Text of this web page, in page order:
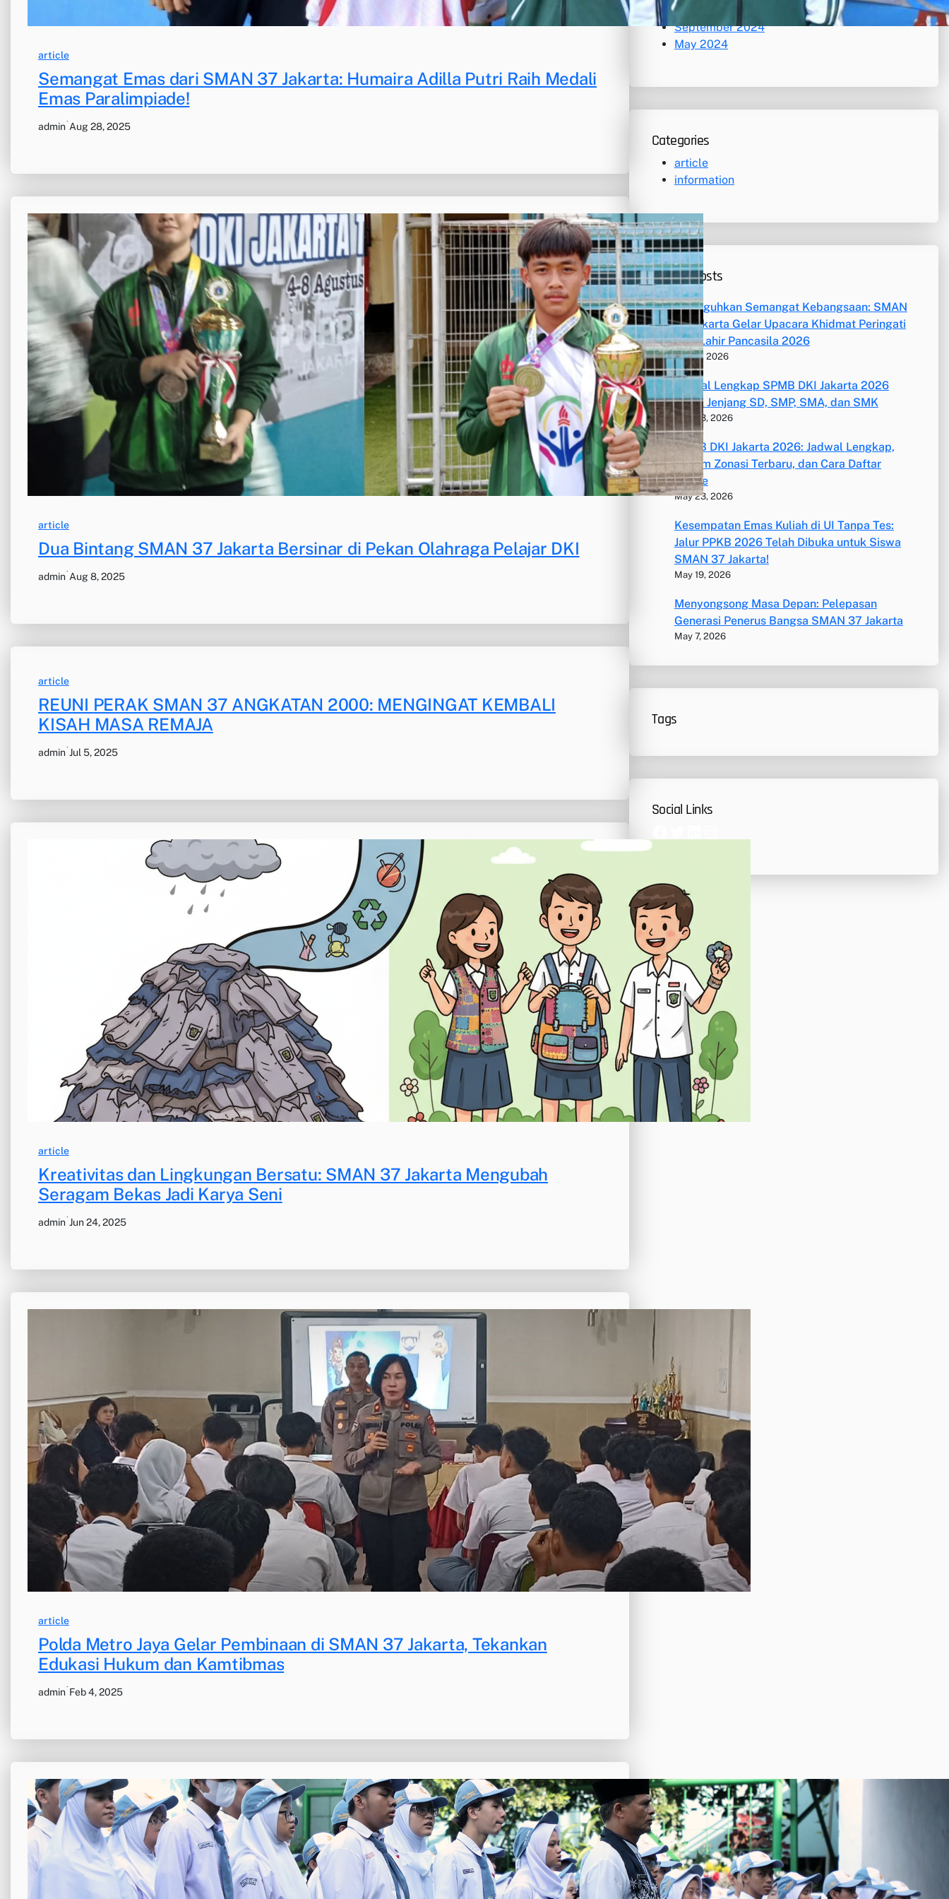
article
Semangat Emas dari SMAN 37 Jakarta: Humaira Adilla Putri Raih Medali
Emas Paralimpiade!
admin· Aug 28, 2025
article
Dua Bintang SMAN 37 Jakarta Bersinar di Pekan Olahraga Pelajar DKI
admin· Aug 8, 2025
article
REUNI PERAK SMAN 37 ANGKATAN 2000: MENGINGAT KEMBALI
KISAH MASA REMAJA
admin·Jul 5, 2025
article
Kreativitas dan Lingkungan Bersatu: SMAN 37 Jakarta Mengubah
Seragam Bekas Jadi Karya Seni
admin·Jun 24, 2025
article
Polda Metro Jaya Gelar Pembinaan di SMAN 37 Jakarta, Tekankan
Edukasi Hukum dan Kamtibmas
admin· Feb 4, 2025
November 2024
September 2024
May 2024
Categories
article
information
Recent Posts
Meneguhkan Semangat Kebangsaan: SMAN
37 Jakarta Gelar Upacara Khidmat Peringati
Hari Lahir Pancasila 2026
June 3, 2026
Jadwal Lengkap SPMB DKI Jakarta 2026
untuk Jenjang SD, SMP, SMA, dan SMK
May 23, 2026
SPMB DKI Jakarta 2026: Jadwal Lengkap,
Sistem Zonasi Terbaru, dan Cara Daftar
Online
May 23, 2026
Kesempatan Emas Kuliah di UI Tanpa Tes:
Jalur PPKB 2026 Telah Dibuka untuk Siswa
SMAN 37 Jakarta!
May 19, 2026
Menyongsong Masa Depan: Pelepasan
Generasi Penerus Bangsa SMAN 37 Jakarta
May 7, 2026
Tags
Social Links